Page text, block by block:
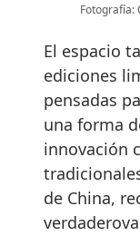
Fotografía:
El espacio
ediciones
pensadas
una forma
innovación
de China,